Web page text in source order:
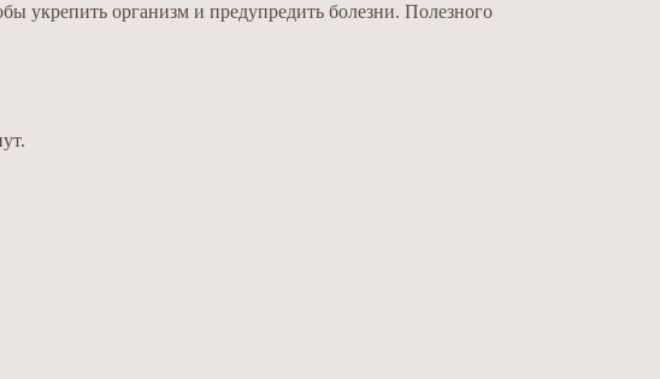
укрепить организм и предупредить болезни. Полезного